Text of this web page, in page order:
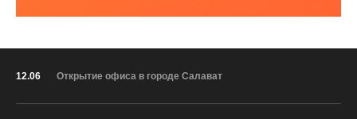
12.06 Открытие офиса в городе Салават